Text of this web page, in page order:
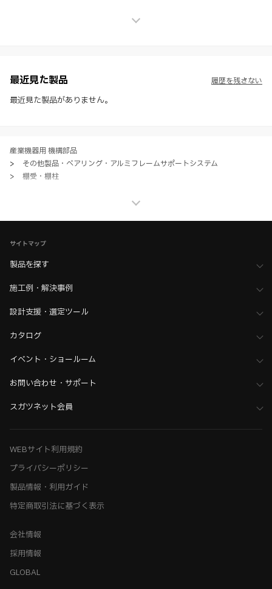
社製品の使用ご検討、又は販売促進目的の利用に限ります。
※ 本WEBサイト製品情報のご利用にあたっては、WEBサイト利用規
約、プライバシーポリシー、製品情報ガイドをご確認いただき、内容の
最近見た製品
最近見た製品がありません。
履歴を残さない
産業機器用 機構部品
>
その他製品・ベアリング・アルミフレームサポートシステム
>
棚受・棚柱
その他製品・ベアリング・アルミフレームサポートシステム
> 全て（その他製品・ベアリング）
家具金物・建築金物
家具金物・建築金物
> 棚受・ブラケット・アングル
>
全て（棚柱・棚受・ディスプレイ）
ホーム
>
サイトマップ
製品を探す
施工例・解決事例
設計支援・選定ツール
カタログ
イベント・ショールーム
お問い合わせ・サポート
スガツネット会員
WEBサイト利用規約
プライバシーポリシー
製品情報・利用ガイド
特定商取引法に基づく表示
会社情報
採用情報
GLOBAL